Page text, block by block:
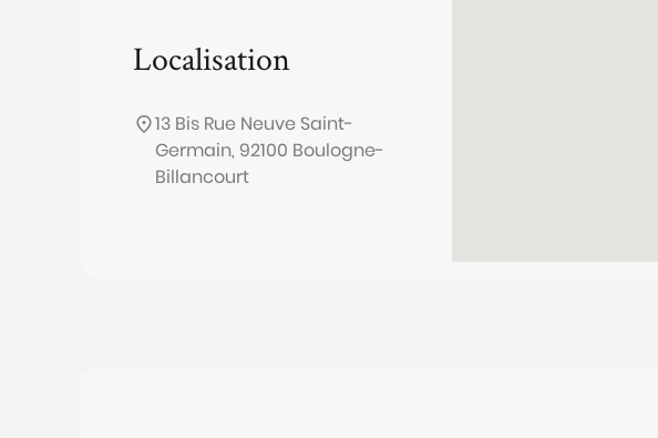
Localisation
13 Bis Rue Neuve Saint-
Germain, 92100 Boulogne-
Billancourt